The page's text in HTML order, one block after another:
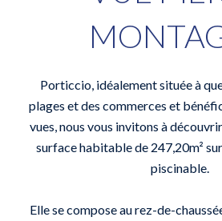
Porticcio, idéalement située à
plages et des commerces et
vues, nous vous invitons à
surface habitable de 247,20m²
piscinable.
Elle se compose au rez-de-